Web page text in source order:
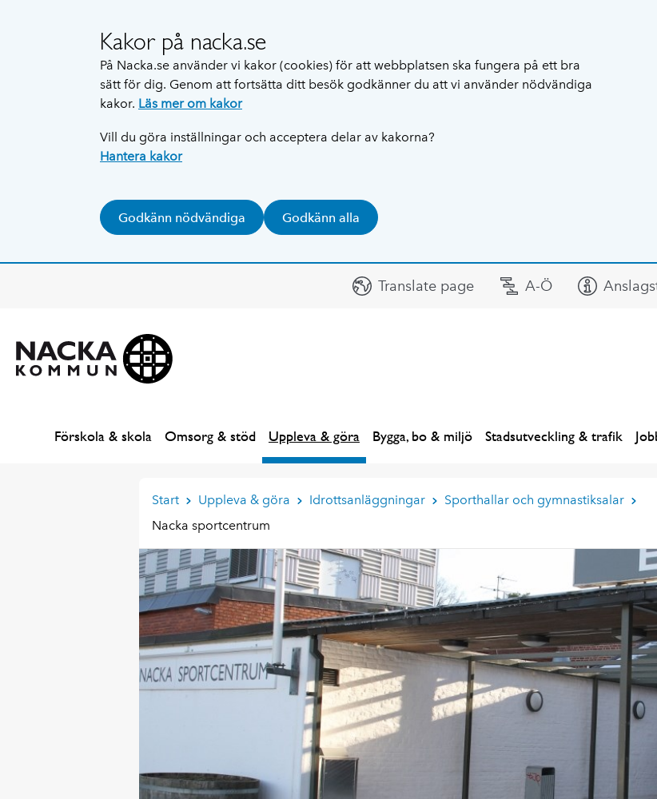
Kakor på nacka.se
På Nacka.se använder vi kakor (cookies) för att webbplatsen ska fungera på ett bra
sätt för dig. Genom att fortsätta ditt besök godkänner du att vi använder nödvändiga
kakor. Läs mer om kakor
Vill du göra inställningar och acceptera delar av kakorna?
Hantera kakor
Godkänn nödvändiga Godkänn alla
Translate page A-Ö
Förskola & skola Omsorg & stöd Uppleva & göra Bygga, bo & miljö Stadsutveckling & trafik
Start Uppleva & göra Idrottsanläggningar
Sporthallar och gymnastiksalar
Nacka sportcentrum